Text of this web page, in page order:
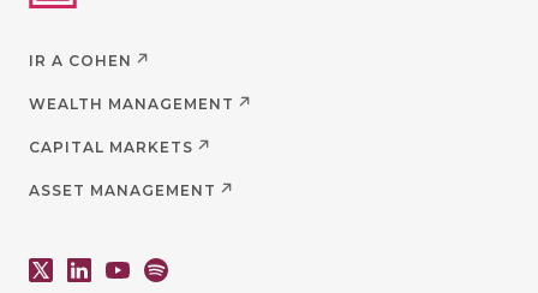
IR A COHEN
WEALTH MANAGEMENT
CAPITAL MARKETS
ASSET MANAGEMENT